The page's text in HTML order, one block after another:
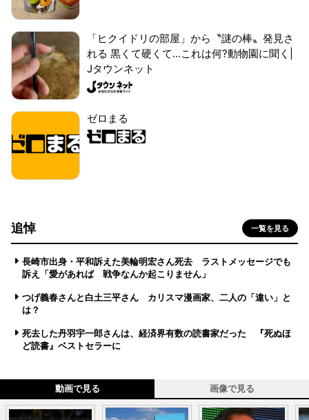
「ヒクイドリの部屋」から〝謎の棒〟発見さ
れる 黒くて硬くて...これは何?動物園に聞く|
Jタウンネット
ゼロまる
追悼 一覧を見る
長崎市出身・平和訴えた美輪明宏さん死去 ラストメッセージでも
訴え「愛があれば 戦争なんか起こりません」
つげ義春さんと白土三平さん カリスマ漫画家、二人の「違い」と
は？
死去した丹羽宇一郎さんは、経済界有数の読書家だった 『死ぬほ
ど読書』ベストセラーに
動画で見る 画像で見る